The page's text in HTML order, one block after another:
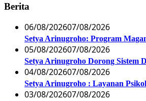
Berita
06/08/202607/08/2026
Setya Arinugroho: Program
05/08/202607/08/2026
Setya Arinugroho Dorong Sistem
04/08/202607/08/2026
Setya Arinugroho : Layanan
03/08/202607/08/2026